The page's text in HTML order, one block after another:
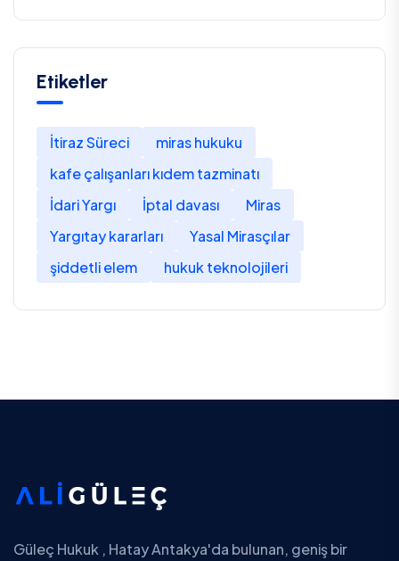
Etiketler
İtiraz Süreci
miras hukuku
kafe çalışanları kıdem tazminatı
İdari Yargı
İptal davası
Miras
Yargıtay kararları
Yasal Mirasçılar
şiddetli elem
hukuk teknolojileri
Güleç Hukuk , Hatay Antakya'da bulunan, geniş bir